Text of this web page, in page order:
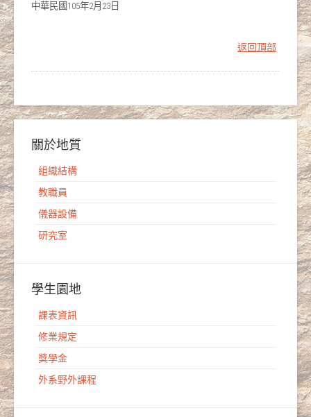
中華民國105年2月23日
返回頂部
關於地質
組織結構
教職員
儀器設備
研究室
學生園地
課表資訊
修業規定
獎學金
外系野外課程